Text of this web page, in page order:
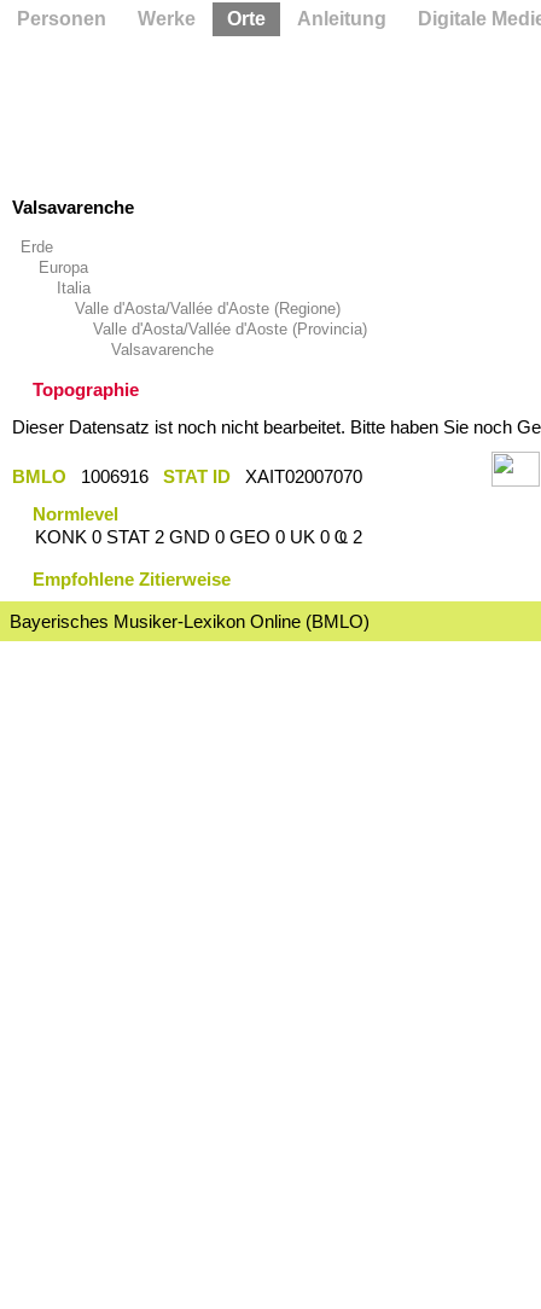
Valsavarenche
Erde
Europa
Italia
Valle d'Aosta/Vallée d'Aoste (Regione)
Valle d'Aosta/Vallée d'Aoste (Provincia)
Valsavarenche
Topographie
Dieser Datensatz ist noch nicht bearbeitet. Bitte haben Sie noch
BMLO 1006916 STAT ID
XAIT02007070
Normlevel
KONK 0 STAT 2 GND 0 GEO 0 UK 0 Ҩ 2
Empfohlene Zitierweise
Bayerisches Musiker-Lexikon Online (BMLO)
Personen Werke Orte Anleitung Digitale